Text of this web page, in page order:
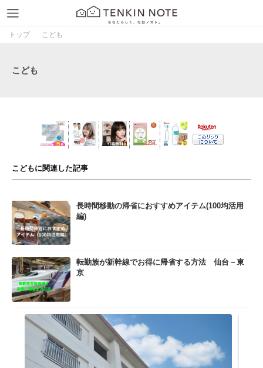
トップ こども
こども
こどもに関連した記事
長時間移動の帰省におすすめアイテム(100均活用
編)
転勤族が新幹線でお得に帰省する方法 仙台－東
京